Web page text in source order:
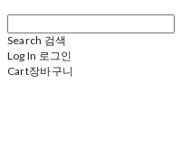
Search 검색
Log In 로그인
Cart장바구니